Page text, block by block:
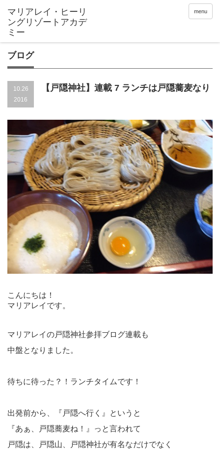
menu
ブログ
10.26
2016
【戸隠神社】連載 7 ランチは戸隠蕎麦なり
こんにちは！
マリアレイです。
マリアレイの戸隠神社参拝ブログ連載も
中盤となりました。
待ちに待った？！ランチタイムです！
出発前から、『戸隠へ行く』というと
『あぁ、戸隠蕎麦ね！』っと言われて
戸隠は、戸隠山、戸隠神社が有名なだけでなく